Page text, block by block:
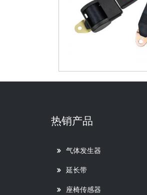
热销产品
气体发生器
延长带
座椅传感器